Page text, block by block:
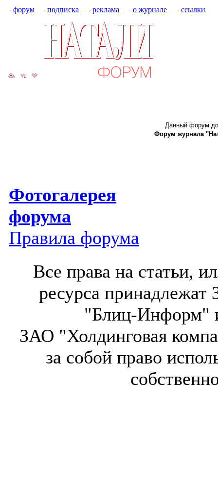
форум подписка реклама о журнале ссылки
Данный форум
Форум журнала
Фотогалерея
форума
Правила форума
Все права на статьи,
ресурса
"Блиц-Информ"
ЗАО "Холдинговая
за собой право